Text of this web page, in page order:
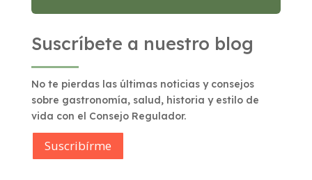
Suscríbete a nuestro blog
No te pierdas las últimas noticias y consejos
sobre gastronomía, salud, historia y estilo de
vida con el Consejo Regulador.
Suscribírme